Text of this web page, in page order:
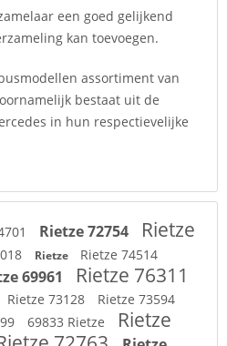
een goed gelijkend
kan toevoegen.
assortiment van
bestaat uit de
in hun respectievelijke
Rietze 72754
Rietze
Rietze Rietze 74514
69961 Rietze 76311
Rietze 73128
Rietze 73594
69833 Rietze
Rietze